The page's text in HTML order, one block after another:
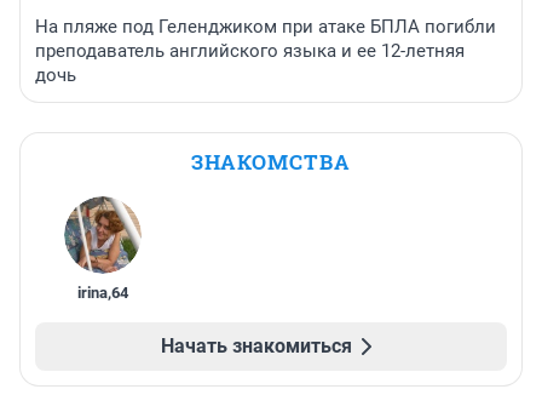
На пляже под Геленджиком при атаке БПЛА погибли
преподаватель английского языка и ее 12-летняя
дочь
ЗНАКОМСТВА
irina,64
Начать знакомиться